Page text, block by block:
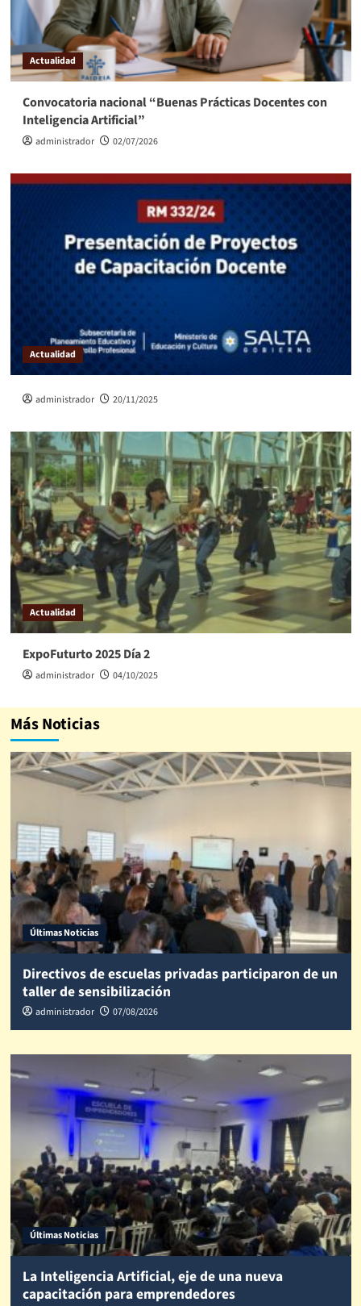
Actualidad
Convocatoria nacional “Buenas Prácticas Docentes con
Inteligencia Artificial”
administrador 02/07/2026
Actualidad
administrador 20/11/2025
Actualidad
ExpoFuturto 2025 Día 2
administrador 04/10/2025
Más Noticias
Últimas Noticias
Directivos de escuelas privadas participaron de un
taller de sensibilización
administrador 07/08/2026
Últimas Noticias
La Inteligencia Artificial, eje de una nueva
capacitación para emprendedores